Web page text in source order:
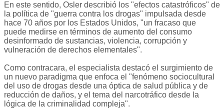
En este sentido, Osler describió los "efectos catastróficos" de
la política de "guerra contra los drogas" impulsada desde
hace 70 años por los Estados Unidos, "un fracaso que
puede medirse en términos de aumento del consumo
desinformado de sustancias, violencia, corrupción y
vulneración de derechos elementales".
Como contracara, el especialista destacó el surgimiento de
un nuevo paradigma que enfoca el "fenómeno sociocultural
del uso de drogas desde una óptica de salud pública y de
reducción de daños, y el tema del narcotráfico desde la
lógica de la criminalidad compleja".